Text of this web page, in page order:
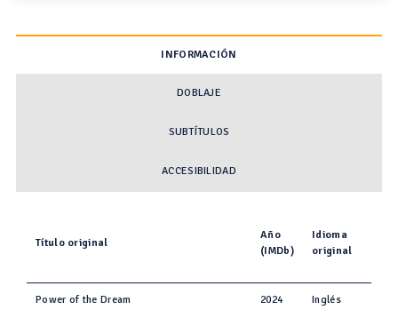
INFORMACIÓN
DOBLAJE
SUBTÍTULOS
ACCESIBILIDAD
Título original
Año
(IMDb)
Idioma
original
Power of the Dream 2024 Inglés